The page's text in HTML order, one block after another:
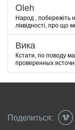
Oleh
Народ , побережіть
ліквідності, про що
Вика
Кстати, по поводу
проверенных
Поделиться: